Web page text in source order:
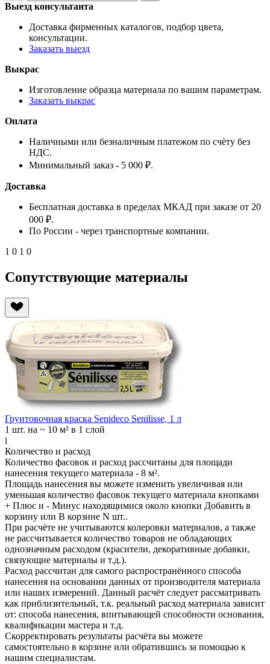
Выезд консультанта
Доставка фирменных каталогов, подбор цвета,
консультации.
Заказать выезд
Выкрас
Изготовление образца материала по вашим параметрам.
Заказать выкрас
Оплата
Наличными или безналичным платежом по счёту без
НДС.
Минимальный заказ - 5 000 ₽.
Доставка
Бесплатная доставка в пределах МКАД при заказе от 20
000 ₽.
По России - через транспортные компании.
1 0 1 0
Сопутствующие материалы
Грунтовочная краска Senideco Senilisse, 1 л
1 шт. на ~ 10 м² в 1 слой
i
Количество и расход
Количество фасовок и расход рассчитаны для площади
нанесения текущего материала - 8 м².
Площадь нанесения вы можете изменить увеличивая или
уменьшая количество фасовок текущего материала кнопками
+ Плюс и - Минус находящимися около кнопки Добавить в
корзину или В корзине N шт..
При расчёте не учитываются колеровки материалов, а также
не рассчитывается количество товаров не обладающих
однозначным расходом (красители, декоративные добавки,
связующие материалы и т.д.).
Расход рассчитан для самого распространённого способа
нанесения на основании данных от производителя материала
или наших измерений. Данный расчёт следует рассматривать
как приблизительный, т.к. реальный расход материала зависит
от: способа нанесения, впитывающей способности основания,
квалификации мастера и т.д.
Скорректировать результаты расчёта вы можете
самостоятельно в корзине или обратившись за помощью к
нашим специалистам.